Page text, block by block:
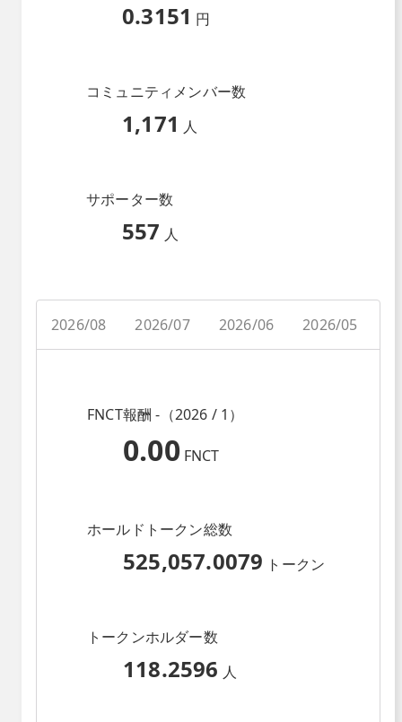
0.3151 円
コミュニティメンバー数
1,171 人
サポーター数
557 人
2026/08 2026/07 2026/06 2026/05
FNCT報酬 -（2026 / 1）
0.00 FNCT
ホールドトークン総数
525,057.0079 トークン
トークンホルダー数
118.2596 人